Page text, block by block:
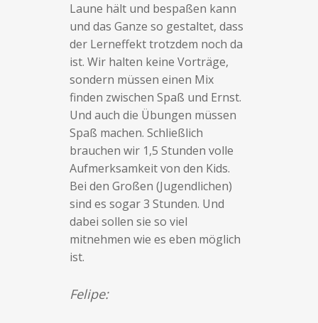
Laune hält und bespaßen kann
und das Ganze so gestaltet, dass
der Lerneffekt trotzdem noch da
ist. Wir halten keine Vorträge,
sondern müssen einen Mix
finden zwischen Spaß und Ernst.
Und auch die Übungen müssen
Spaß machen. Schließlich
brauchen wir 1,5 Stunden volle
Aufmerksamkeit von den Kids.
Bei den Großen (Jugendlichen)
sind es sogar 3 Stunden. Und
dabei sollen sie so viel
mitnehmen wie es eben möglich
ist.
Felipe: